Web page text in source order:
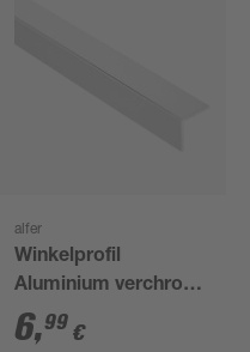
alfer
Winkelprofil
Aluminium verchromt
1000 x 10 x 10 mm
6,99 €